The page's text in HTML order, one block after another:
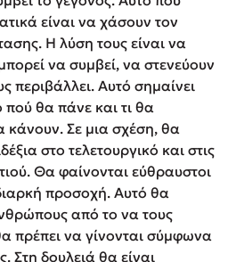
είναι να χάσουν τον
Η λύση τους είναι να
να συμβεί, να στενεύουν
περιβάλλει. Αυτό σημαίνει
πού θα πάνε και τι θα
Σε μια σχέση, θα
στο τελετουργικό και στις
Θα φαίνονται εύθραυστοι
προσοχή. Αυτό θα
από το να τους
πρέπει να γίνονται σύμφωνα
Στη δουλειά θα είναι